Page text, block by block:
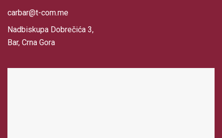
carbar@t-com.me
Nadbiskupa Dobrečića 3,
Bar, Crna Gora